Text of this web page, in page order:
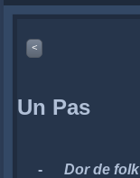
<
Un Pas
-Dor de